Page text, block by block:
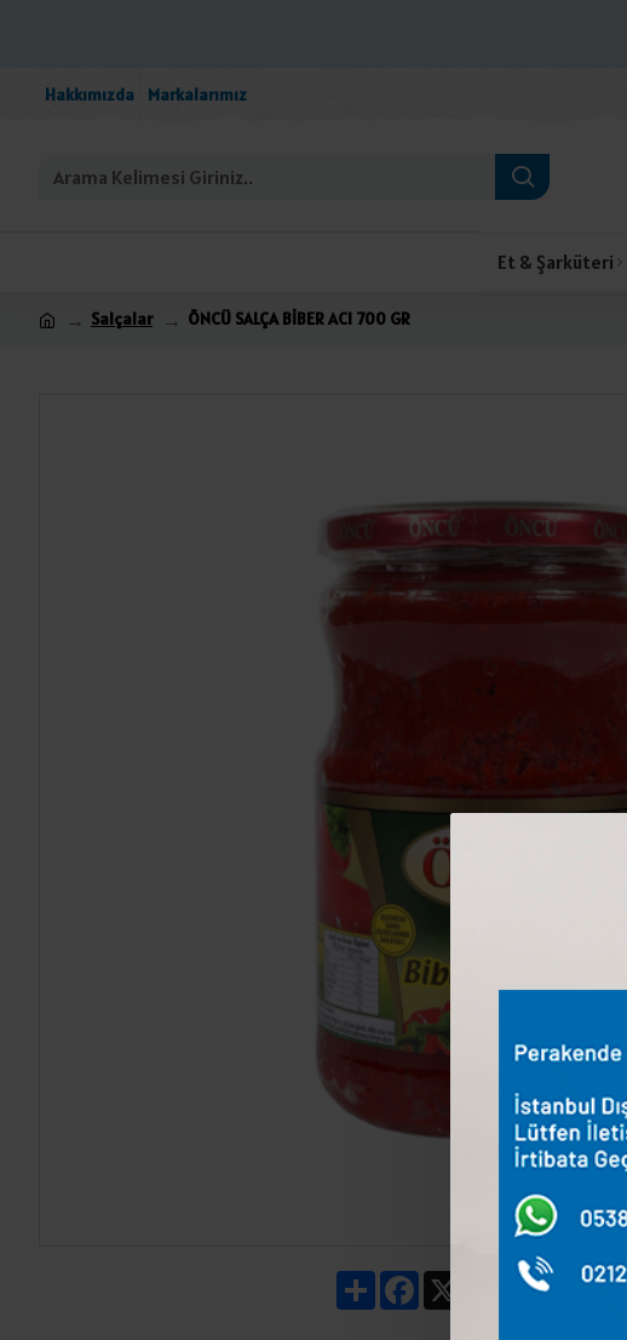
Hakkımızda Markalarımız
Et & Şarküteri
Salçalar ÖNCÜ SALÇA BİBER ACI 700 GR
ShareFacebook Pinterest